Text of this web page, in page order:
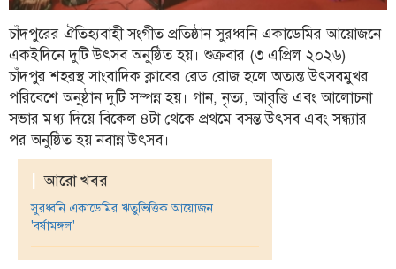
কৃষি
ও
প্রকৃতি
অপরাধ
চাঁদপুর
জেলার
খবর
প্রবাস
তথ্য-
প্রযুক্তি
চাঁদপুরের ঐতিহ্যবাহী সংগীত প্রতিষ্ঠান সুরধ্বনি একাডেমির আয়োজনে
একইদিনে দুটি উৎসব অনুষ্ঠিত হয়। শুক্রবার (৩ এপ্রিল ২০২৬)
চাঁদপুর শহরস্থ সাংবাদিক ক্লাবের রেড রোজ হলে অত্যন্ত উৎসবমুখর
পরিবেশে অনুষ্ঠান দুটি সম্পন্ন হয়। গান, নৃত্য, আবৃত্তি এবং আলোচনা
সভার মধ্য দিয়ে বিকেল ৪টা থেকে প্রথমে বসন্ত উৎসব এবং সন্ধ্যার
পর অনুষ্ঠিত হয় নবান্ন উৎসব।
আরো খবর
সুরধ্বনি একাডেমির ঋতুভিত্তিক আয়োজন
'বর্ষামঙ্গল'